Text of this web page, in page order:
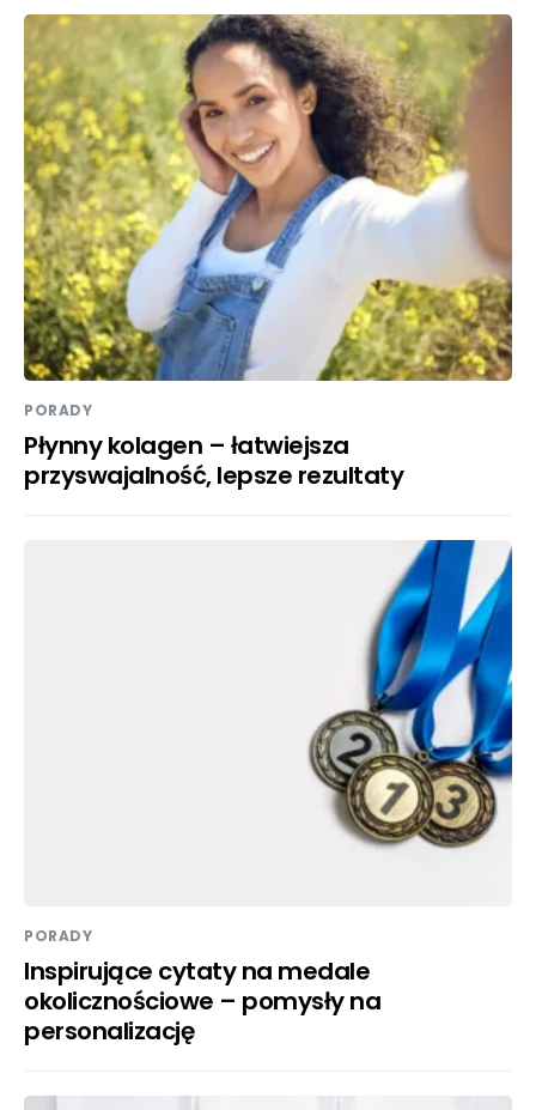
PORADY
Płynny kolagen – łatwiejsza
przyswajalność, lepsze rezultaty
PORADY
Inspirujące cytaty na medale
okolicznościowe – pomysły na
personalizację